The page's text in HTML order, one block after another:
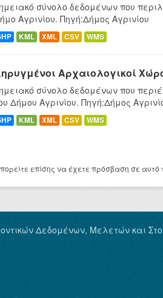
σύνολο δεδομένων που
Αγρινίου. Πηγή:Δήμος Αγρινίου
KML XML CSV WMS
Αρχαιολογικοί
σύνολο δεδομένων που
Δήμου Αγρινίου. Πηγή:Δήμος
KML XML CSV WMS
επίσης να έχετε πρόσβαση σε αυτό
Δεδομένων, Μελετών και